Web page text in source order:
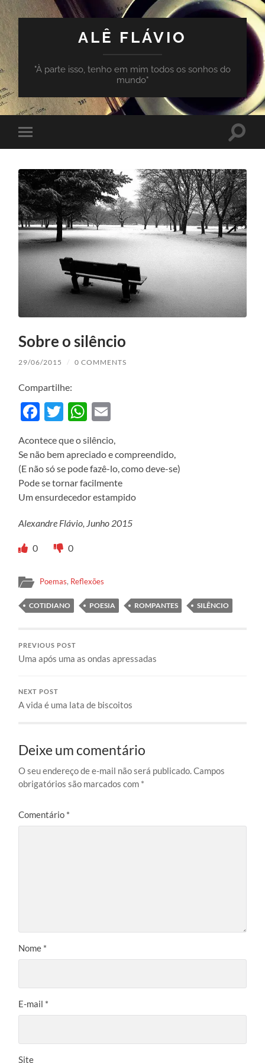
ALÊ FLÁVIO
"À parte isso, tenho em mim todos os sonhos do
mundo"
Toggle
mobile
Toggle
Sobre o silêncio
29/06/2015 / 0 COMMENTS
Compartilhe:
Facebook
TwitterWhatsApp
Acontece que o silêncio,
Se não bem apreciado e compreendido,
(E não só se pode fazê-lo, como deve-se)
Pode se tornar facilmente
Um ensurdecedor estampido
Alexandre Flávio, Junho 2015
0 0
Poemas, Reflexões
COTIDIANO POESIA ROMPANTES SILÊNCIO
PREVIOUS POST
Uma após uma as ondas apressadas
NEXT POST
A vida é uma lata de biscoitos
Deixe um comentário
O seu endereço de e-mail não será publicado.Campos
obrigatórios são marcados com *
Comentário *
Nome *
E-mail *
Site